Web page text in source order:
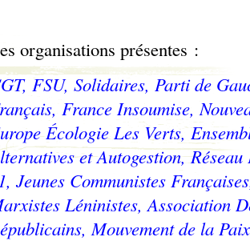
organisations présentes :
FSU, Solidaires, Parti de
France Insoumise,
Écologie Les Verts,
et Autogestion,
Jeunes Communistes
Léninistes, Association
Mouvement de la